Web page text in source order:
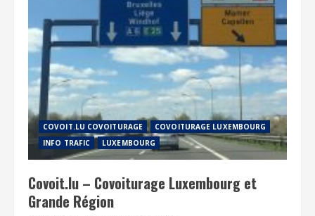
COVOIT.LU COVOITURAGE
COVOITURAGE LUXEMBOURG
INFO TRAFIC
LUXEMBOURG
Covoit.lu – Covoiturage Luxembourg et
Grande Région